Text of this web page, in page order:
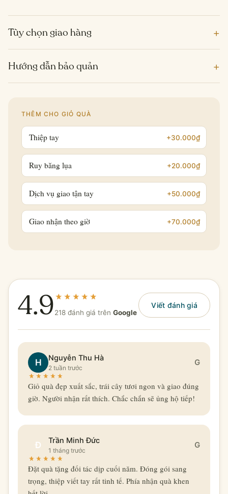
Tùy chọn giao hàng +
Hướng dẫn bảo quản +
THÊM CHO GIỎ QUÀ
Thiệp tay +30.000₫
Ruy băng lụa +20.000₫
Dịch vụ giao tận tay +50.000₫
Giao nhận theo giờ +70.000₫
4.9218 đánh giá trên Google
Viết đánh giá
H Nguyễn Thu Hà
2 tuần trước
G
Giỏ quà đẹp xuất sắc, trái cây tươi ngon và giao đúng
giờ. Người nhận rất thích. Chắc chắn sẽ ủng hộ tiếp!
Đ Trần Minh Đức
1 tháng trước
G
Đặt quà tặng đối tác dịp cuối năm. Đóng gói sang
trọng, thiệp viết tay rất tinh tế. Phía nhận quà khen